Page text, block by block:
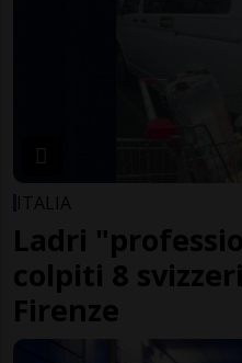
ITALIA
Ladri
colpiti 8
Firenze